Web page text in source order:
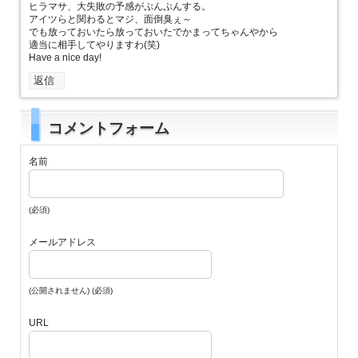
ヒラマサ、大失敗の予感がぷんぷんする。
アイツらと関わるとマジ、面倒臭ぇ～
でも放っておいたら放っておいたでかまってちゃんやから
適当に相手してやりますわ(笑)
Have a nice day!
返信
コメントフォーム
名前
(必須)
メールアドレス
(公開されません) (必須)
URL